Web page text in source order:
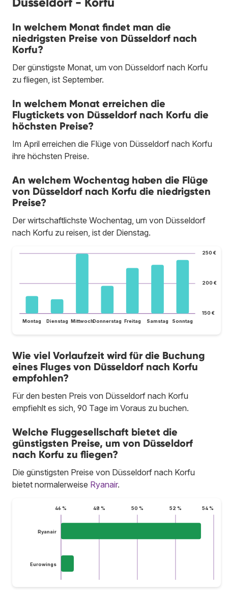
In welchem Monat findet man die
niedrigsten Preise von Düsseldorf nach
Korfu?
Der günstigste Monat, um von Düsseldorf nach Korfu
zu fliegen, ist September.
In welchem Monat erreichen die
Flugtickets von Düsseldorf nach Korfu die
höchsten Preise?
Im April erreichen die Flüge von Düsseldorf nach Korfu
ihre höchsten Preise.
An welchem Wochentag haben die Flüge
von Düsseldorf nach Korfu die niedrigsten
Preise?
Der wirtschaftlichste Wochentag, um von Düsseldorf
nach Korfu zu reisen, ist der Dienstag.
150 €
200 €
250 €
Montag Dienstag MittwochDonnerstag Freitag Samstag Sonntag
Wie viel Vorlaufzeit wird für die Buchung
eines Fluges von Düsseldorf nach Korfu
empfohlen?
Für den besten Preis von Düsseldorf nach Korfu
empfiehlt es sich, 90 Tage im Voraus zu buchen.
Welche Fluggesellschaft bietet die
günstigsten Preise, um von Düsseldorf
nach Korfu zu fliegen?
Die günstigsten Preise von Düsseldorf nach Korfu
bietet normalerweise Ryanair.
46 % 48 % 50 % 52 % 54 %
Ryanair
Eurowings